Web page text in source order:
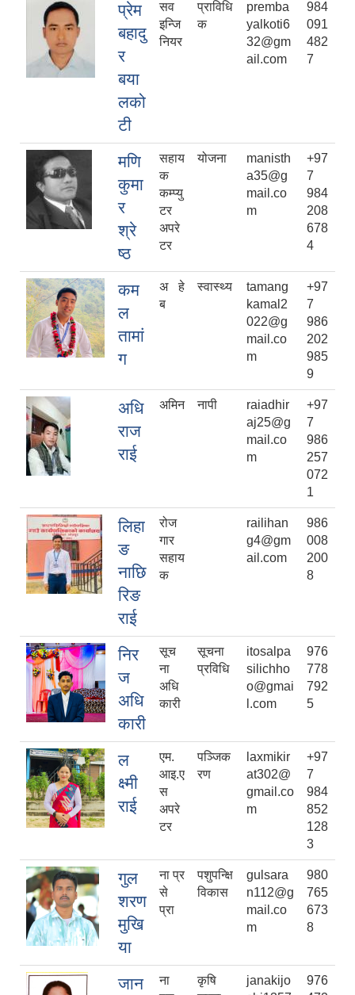
प्रेम
बहादु
र
बया
लको
टी
सव
इन्जि
नियर
प्राविधि
क
premba
yalkoti6
32@gm
ail.com
984
091
482
7
मणि
कुमा
र
श्रे
ष्ठ
सहाय
क
कम्प्यु
टर
अपरे
टर
योजना
manisth
a35@g
mail.co
m
+97
7
984
208
678
4
कम
ल
तामां
ग
अ हे
ब
स्वास्थ्य
tamang
kamal2
022@g
mail.co
m
+97
7
986
202
985
9
अधि
राज
राई
अमिन नापी
raiadhir
aj25@g
mail.co
m
+97
7
986
257
072
1
लिहा
ङ
नाछि
रिङ
राई
रोज
गार
सहाय
क
railihan
g4@gm
ail.com
986
008
200
8
निर
ज
अधि
कारी
सूच
ना
अधि
कारी
सूचना
प्रविधि
itosalpa
silichho
o@gmai
l.com
976
778
792
5
ल
क्ष्मी
राई
एम.
आइ.ए
स
अपरे
टर
पञ्जिक
रण
laxmikir
at302@
gmail.co
m
+97
7
984
852
128
3
गुल
शरण
मुखि
या
ना प्र
से
प्रा
पशुपन्क्षि
विकास
gulsara
n112@g
mail.co
m
980
765
673
8
जान
ना
कृषि
janakijo
976